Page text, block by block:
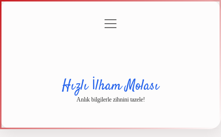
menüyü
Hızlı İlham Molası
Anlık bilgilerle zihnini tazele!